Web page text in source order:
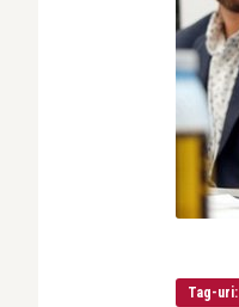
Tag-uri: